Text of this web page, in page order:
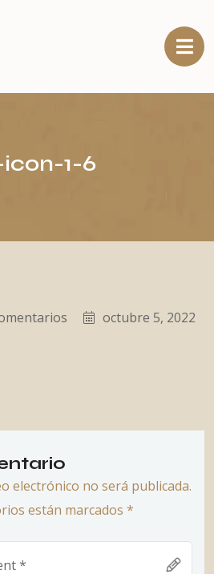
1-6
octubre 5, 2022
electrónico no será publicada.
están marcados *